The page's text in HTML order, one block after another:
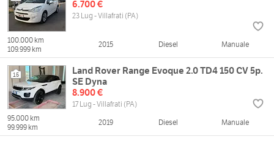
6.700 €
23 Lug - Villafrati (PA)
100.000 km
109.999 km
2015 Diesel Manuale
15
Land Rover Range Evoque 2.0 TD4 150 CV 5p.
SE Dyna
8.900 €
17 Lug - Villafrati (PA)
95.000 km
99.999 km
2019 Diesel Manuale